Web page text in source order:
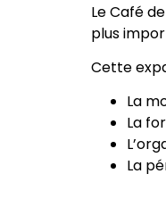
Le Café
plus
Cette
La
La
La